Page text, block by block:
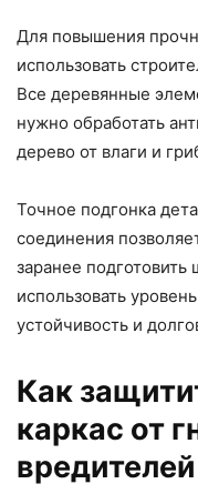
Для повышения
использовать
Все деревянные
нужно обработать
дерево от влаги и
Точное подгонка
соединения
заранее
использовать
устойчивость и
Как
каркас от
вредителей